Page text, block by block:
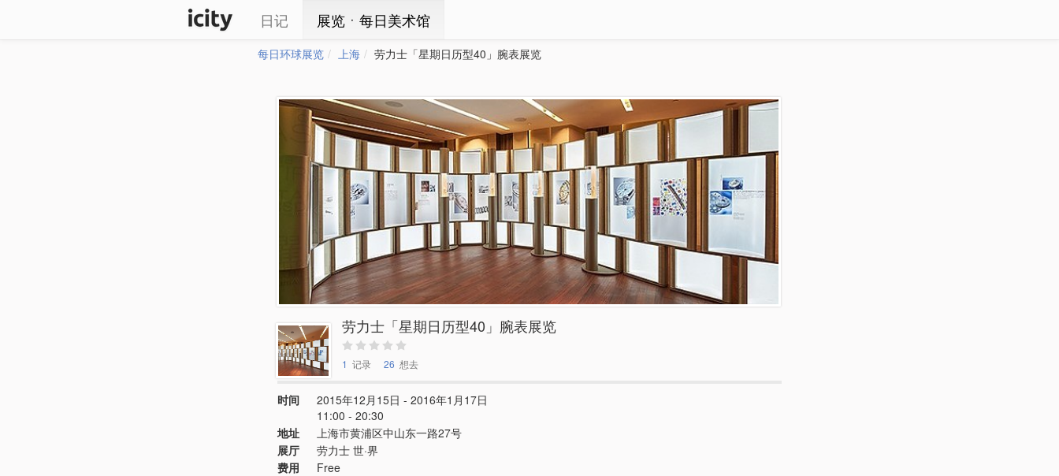
日记 展览ㆍ每日美术馆
每日环球展览 上海 劳力士「星期日历型40」腕表展览
劳力士「星期日历型40」腕表展览
1 记录 26 想去
时间
2015年12月15日 - 2016年1月17日
11:00 - 20:30
地址
上海市黄浦区中山东一路27号
展厅
劳力士 世·界
费用
Free